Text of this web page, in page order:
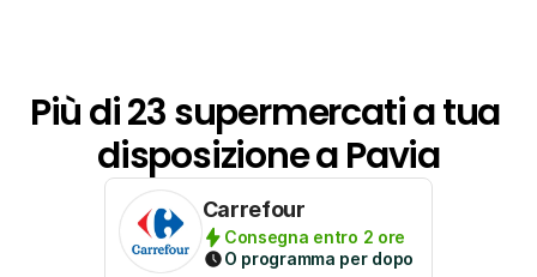
Più di 23 supermercati a tua
disposizione a Pavia
Carrefour
Consegna entro 2 ore
O programma per dopo